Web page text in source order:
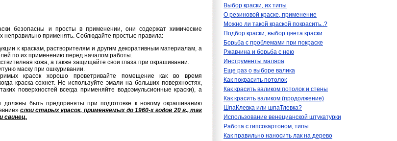
безопасны и просты в применении, они содержат химические
неправильно применять. Соблюдайте простые правила:
к краскам, растворителям и другим декоративным материалам, а
по их применению перед началом работы.
кожа, а также защищайте свои глаза при окрашивании.
маску при ошкуривании.
красок хорошо проветривайте помещение как во время
краска сохнет. Не используйте эмали на больших поверхностях,
поверхностей всегда применяйте водоэмульсионные краски), а
быть предприняты при подготовке к новому окрашиванию
слои старых красок, применяемых до 1960-х годов 20 в., так
свинец.
Выбор краски, их типы
О резиновой краске, применение
Можно ли такой краской покрасить..?
Подбор краски, выбор цвета краски
Борьба с проблемами при покраске
Ржавчина и борьба с нею
Инструменты маляра
Еще раз о выборе валика
Как покрасить потолок
Как красить валиком потолок и стены
Как красить валиком (продолжение)
ШпаКлевка или шпаТлевка?
Использование венецианской штукатурки
Работа с гипсокартоном, типы
Как правильно наносить лак на дерево